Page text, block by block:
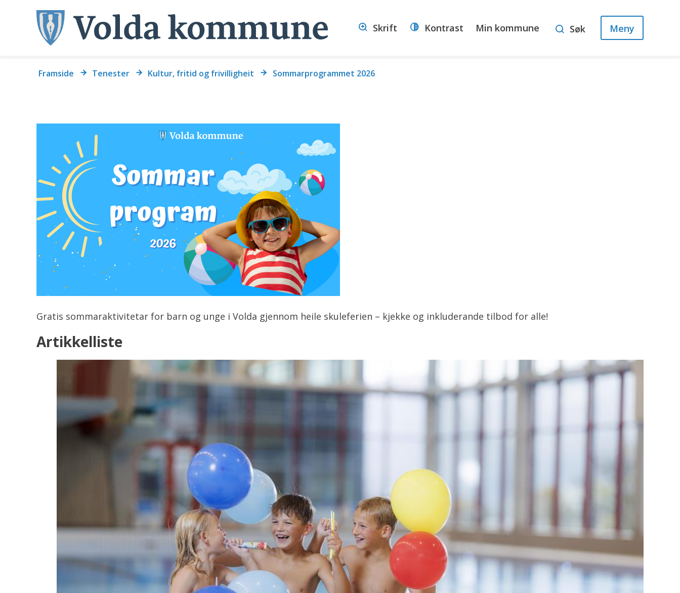
Volda
kommune
Skrift Kontrast Min kommune Søk Meny
Du
Framside Tenester Kultur, fritid og frivilligheit Sommarprogrammet 2026
Gratis sommaraktivitetar for barn og unge i Volda gjennom heile skuleferien – kjekke og inkluderande tilbod for alle!
Artikkelliste